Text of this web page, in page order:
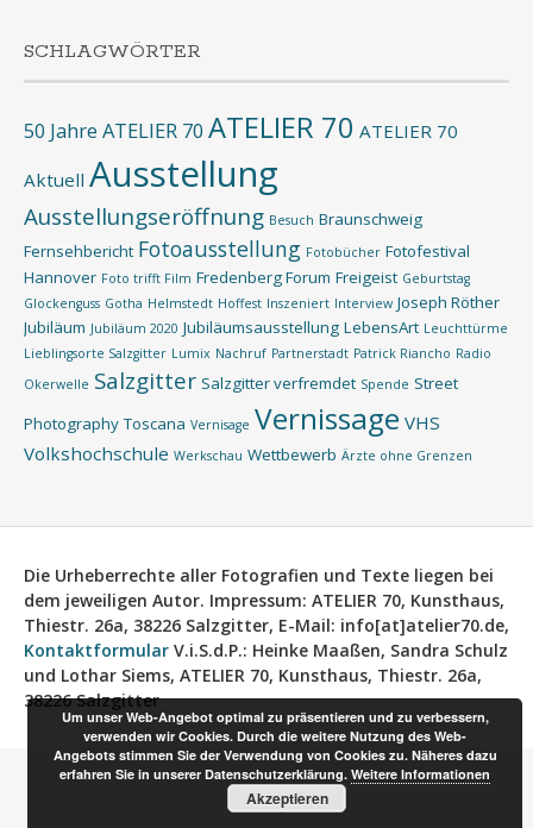
SCHLAGWÖRTER
50 Jahre ATELIER 70 ATELIER 70 ATELIER 70
Aktuell Ausstellung
Ausstellungseröffnung Besuch Braunschweig
Fernsehbericht Fotoausstellung Fotobücher Fotofestival
Hannover Foto trifft Film Fredenberg Forum Freigeist Geburtstag
Glockenguss Gotha Helmstedt Hoffest Inszeniert Interview Joseph Röther
Jubiläum Jubiläum 2020 Jubiläumsausstellung LebensArt Leuchttürme
Lieblingsorte Salzgitter Lumix Nachruf Partnerstadt Patrick Riancho Radio
Okerwelle Salzgitter Salzgitter verfremdet Spende Street
Photography Toscana Vernisage Vernissage VHS
Volkshochschule Werkschau Wettbewerb Ärzte ohne Grenzen
Die Urheberrechte aller Fotografien und Texte liegen bei
dem jeweiligen Autor. Impressum: ATELIER 70, Kunsthaus,
Thiestr. 26a, 38226 Salzgitter, E-Mail: info[at]atelier70.de,
Kontaktformular V.i.S.d.P.: Heinke Maaßen, Sandra Schulz
und Lothar Siems, ATELIER 70, Kunsthaus, Thiestr. 26a,
38226 Salzgitter
Um unser Web-Angebot optimal zu präsentieren und zu verbessern,
verwenden wir Cookies. Durch die weitere Nutzung des Web-
Angebots stimmen Sie der Verwendung von Cookies zu. Näheres dazu
erfahren Sie in unserer Datenschutzerklärung.Weitere Informationen
Akzeptieren